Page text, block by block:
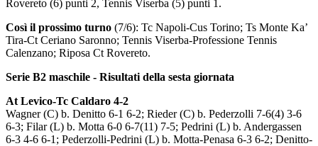
Rovereto (6) punti 2, Tennis Viserba (5) punti 1.
Così il prossimo turno (7/6): Tc Napoli-Cus Torino; Ts Monte Ka’
Tira-Ct Ceriano Saronno; Tennis Viserba-Professione Tennis
Calenzano; Riposa Ct Rovereto.
Serie B2 maschile - Risultati della sesta giornata
At Levico-Tc Caldaro 4-2
Wagner (C) b. Denitto 6-1 6-2; Rieder (C) b. Pederzolli 7-6(4) 3-6
6-3; Filar (L) b. Motta 6-0 6-7(11) 7-5; Pedrini (L) b. Andergassen
6-3 4-6 6-1; Pederzolli-Pedrini (L) b. Motta-Penasa 6-3 6-2; Denitto-